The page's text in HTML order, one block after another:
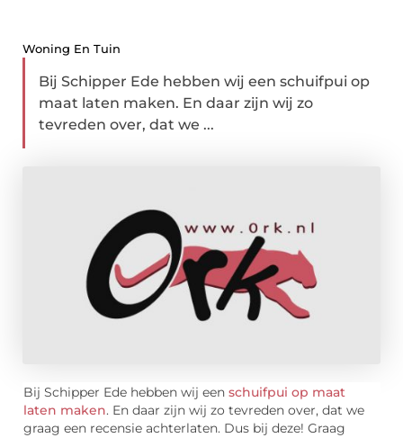
Woning En Tuin
Bij Schipper Ede hebben wij een schuifpui op
maat laten maken. En daar zijn wij zo
tevreden over, dat we ...
Bij Schipper Ede hebben wij een schuifpui op maat
laten maken. En daar zijn wij zo tevreden over, dat we
graag een recensie achterlaten. Dus bij deze! Graag